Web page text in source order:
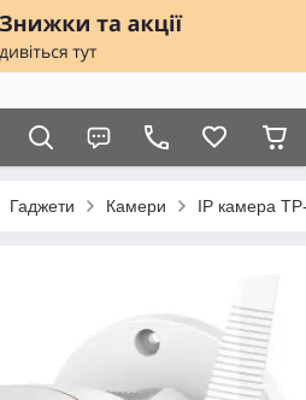
Гаджети Камери IP камера